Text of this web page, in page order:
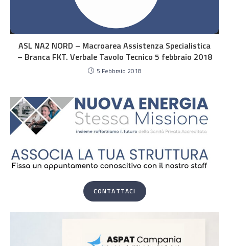
ASL NA2 NORD – Macroarea Assistenza Specialistica
– Branca FKT. Verbale Tavolo Tecnico 5 febbraio 2018
5 Febbraio 2018
CONTATTACI